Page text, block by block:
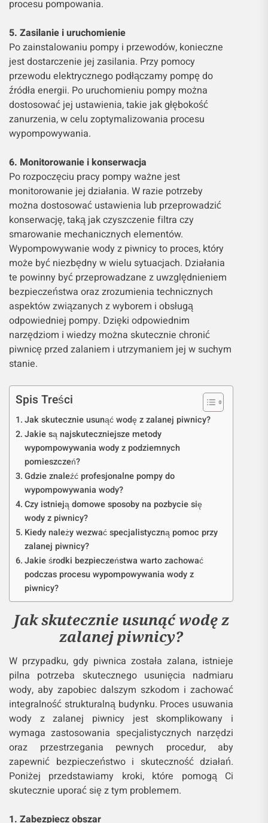
procesu pompowania.
5. Zasilanie i uruchomienie
Po zainstalowaniu pompy i przewodów, konieczne
jest dostarczenie jej zasilania. Przy pomocy
przewodu elektrycznego podłączamy pompę do
źródła energii. Po uruchomieniu pompy można
dostosować jej ustawienia, takie jak głębokość
zanurzenia, w celu zoptymalizowania procesu
wypompowywania.
6. Monitorowanie i konserwacja
Po rozpoczęciu pracy pompy ważne jest
monitorowanie jej działania. W razie potrzeby
można dostosować ustawienia lub przeprowadzić
konserwację, taką jak czyszczenie filtra czy
smarowanie mechanicznych elementów.
Wypompowywanie wody z piwnicy to proces, który
może być niezbędny w wielu sytuacjach. Działania
te powinny być przeprowadzane z uwzględnieniem
bezpieczeństwa oraz zrozumienia technicznych
aspektów związanych z wyborem i obsługą
odpowiedniej pompy. Dzięki odpowiednim
narzędziom i wiedzy można skutecznie chronić
piwnicę przed zalaniem i utrzymaniem jej w suchym
stanie.
Spis Treści
Jak skutecznie usunąć wodę z zalanej piwnicy?
Jakie są najskuteczniejsze metody
wypompowywania wody z podziemnych
pomieszczeń?
Gdzie znaleźć profesjonalne pompy do
wypompowywania wody?
Czy istnieją domowe sposoby na pozbycie się
wody z piwnicy?
Kiedy należy wezwać specjalistyczną pomoc przy
zalanej piwnicy?
Jakie środki bezpieczeństwa warto zachować
podczas procesu wypompowywania wody z
piwnicy?
Jak skutecznie usunąć wodę z
zalanej piwnicy?
W przypadku, gdy piwnica została zalana, istnieje
pilna potrzeba skutecznego usunięcia nadmiaru
wody, aby zapobiec dalszym szkodom i zachować
integralność strukturalną budynku. Proces usuwania
wody z zalanej piwnicy jest skomplikowany i
wymaga zastosowania specjalistycznych narzędzi
oraz przestrzegania pewnych procedur, aby
zapewnić bezpieczeństwo i skuteczność działań.
Poniżej przedstawiamy kroki, które pomogą Ci
skutecznie uporać się z tym problemem.
1. Zabezpiecz obszar